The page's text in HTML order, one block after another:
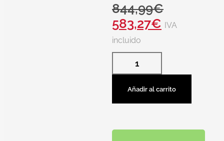
844,99€
583,27€ IVA
incluido
Añadir al carrito